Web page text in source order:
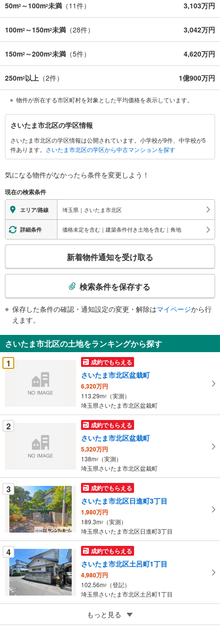
50m2 ～100m2未満 （11件） 3,103万円
100m2 ～150m2未満 （28件） 3,042万円
150m2 ～200m2未満 （5件） 4,620万円
250m2以上 （2件） 1億900万円
物件が所在する市区町村を対象とした平均価格を表示しています。
さ
い
た
ま
北
に
関
す
る
情
さいたま市北区の学区情報
さいたま市北区の学区情報は公開されています。小学校が9件、中学校が5
件あります。 さいたま市北区の学区から中古マンションを探す
気になる物件がなかったら条件を変更しよう！
現在の検索条件
エリア/路線 埼玉県｜さいたま市北区
詳細条件 価格未定を含む｜建築条件付き土地を含む｜角地
検
知
を
受
け
条
件
を
ー
ジ
に
保
存
す
る
新着物件通知を受け取る
検索条件を保存する
保存した条件の確認・通知設定の変更・解除はマイページから行
えます。
さいたま市北区の土地をランキングから探す
1
成約でもらえる
さいたま市北区盆栽町
6,320万円
113.29m2
（実測）
埼玉県さいたま市北区盆栽町
2 成約でもらえる
さいたま市北区盆栽町
5,320万円
138m2
（実測）
埼玉県さいたま市北区盆栽町
3 成約でもらえる
さいたま市北区日進町3丁目
1,980万円
189.3m2
（実測）
埼玉県さいたま市北区日進町3丁目
4 成約でもらえる
さいたま市北区土呂町1丁目
4,980万円
102.56m2
（登記）
埼玉県さいたま市北区土呂町1丁目
成約でもらえる
さいたま市北区盆栽町
もっと見る